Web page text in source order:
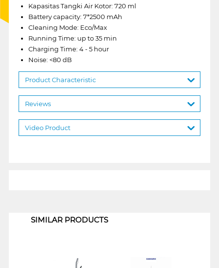
Kapasitas Tangki Air Kotor: 720 ml
Battery capacity: 7*2500 mAh
Cleaning Mode: Eco/Max
Running Time: up to 35 min
Charging Time: 4 - 5 hour
Noise: <80 dB
Product Characteristic
Reviews
Video Product
SIMILAR PRODUCTS